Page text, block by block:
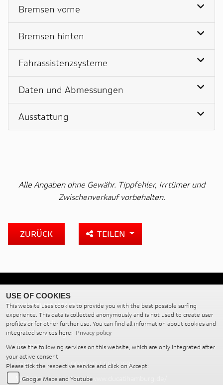
Bremsen vorne
Bremsen hinten
Fahrassistenzsysteme
Daten und Abmessungen
Ausstattung
Alle Angaben ohne Gewähr. Tippfehler, Irrtümer und
Zwischenverkauf vorbehalten.
ZURÜCK TEILEN
DUCATI HAMBURG
Papenreye 8
22453 Hamburg
Germany
Telefon:
0049 40 / 66851694
Website:
http://www.ducatihamburg.de/
USE OF COOKIES
This website uses cookies to provide you with the best possible surfing
experience. This data is collected anonymously and is not used to create user
profiles or for other further use. You can find all information about cookies and
integrated services here: Privacy policy
We use the following services on this website, which are only integrated after
your active consent.
Please tick the respective service and click on Accept:
Google Maps and Youtube